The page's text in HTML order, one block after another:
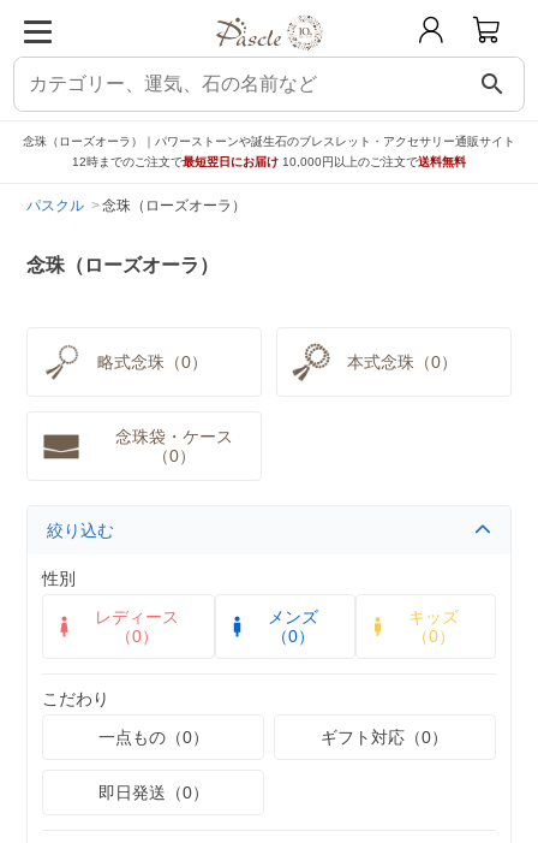
search
念珠（ローズオーラ）｜パワーストーンや誕生石のブレスレット・アクセサリー通販サイト
12時までのご注文で最短翌日にお届け 10,000円以上のご注文で送料無料
パスクル 念珠（ローズオーラ）
念珠（ローズオーラ）
略式念珠（0） 本式念珠（0）
念珠袋・ケース
（0）
絞り込む
性別
レディース
（0）
メンズ
（0）
キッズ
（0）
こだわり
一点もの（0）
ギフト対応（0）
即日発送（0）